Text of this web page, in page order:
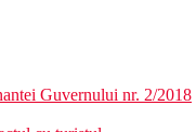
Guvernului nr. 2/2018